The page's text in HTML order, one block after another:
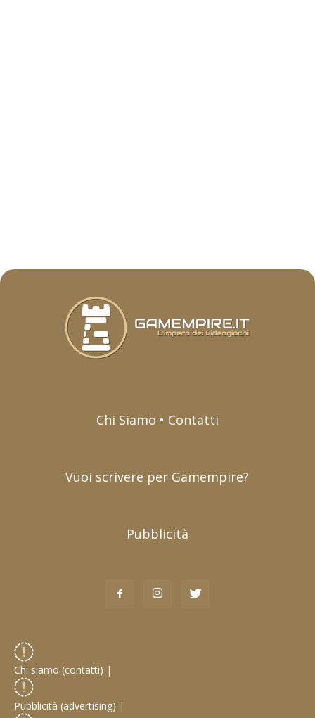
Chi Siamo • Contatti
Vuoi scrivere per Gamempire?
Pubblicità
Chi siamo (contatti) |
Pubblicità (advertising) |